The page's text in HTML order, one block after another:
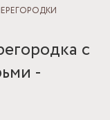
с
-